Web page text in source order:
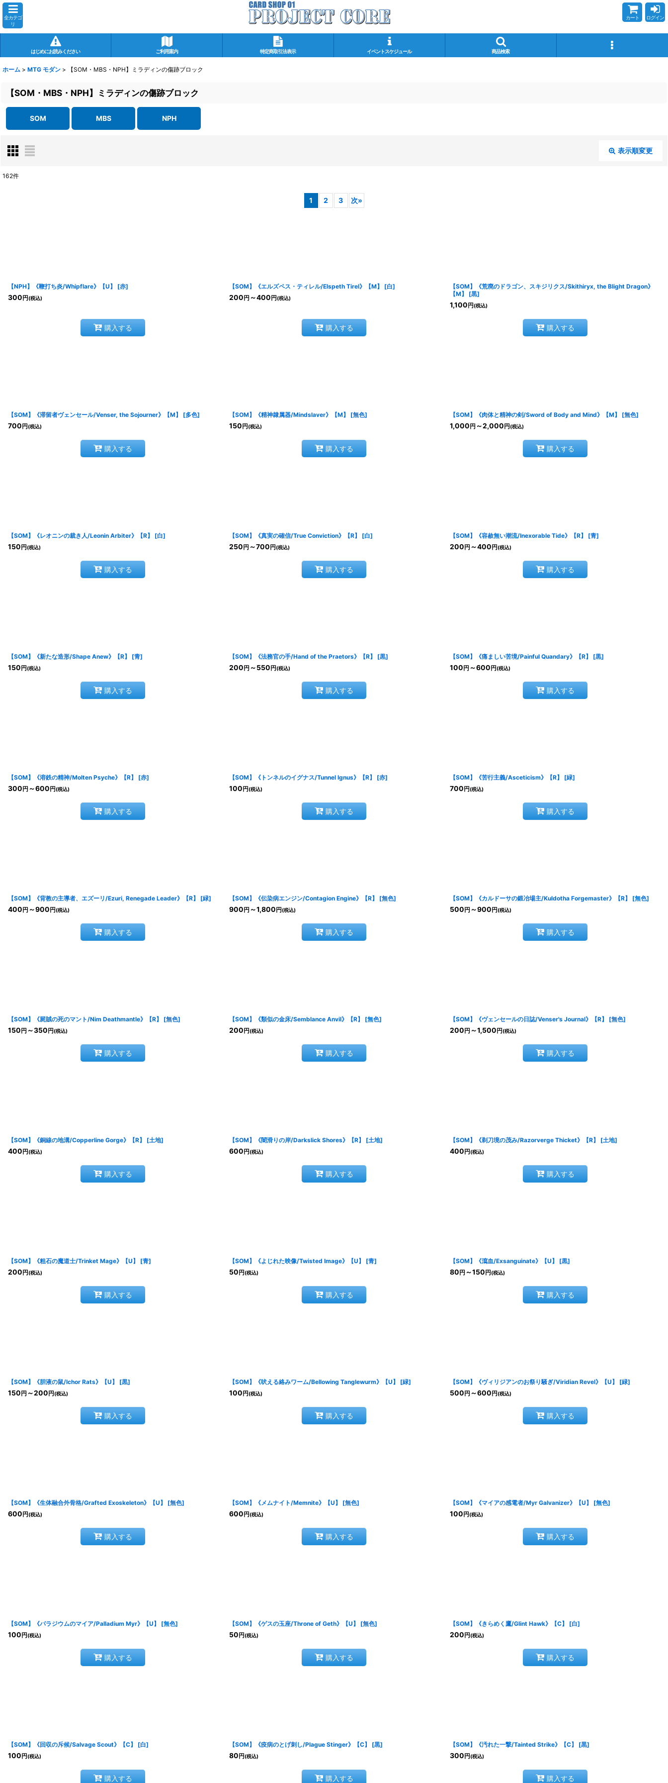
全カテゴ
リ
カート ログイン
はじめにお読みください ご利用案内 特定商取引法表示 イベントスケジュール 商品検索
ホーム > MTG モダン > 【SOM・MBS・NPH】ミラディンの傷跡ブロック
【SOM・MBS・NPH】ミラディンの傷跡ブロック
SOM MBS NPH
表示順変更
162件
1 2 3 次»
【NPH】《鞭打ち炎/Whipflare》【U】 [赤]
300 円 (税込)
購入する
【SOM】《エルズペス・ティレル/Elspeth Tirel》【M】 [白]
200 円 ～400 円 (税込)
購入する
【SOM】《荒廃のドラゴン、スキジリクス/Skithiryx, the Blight Dragon》
【M】
[黒]
1,100 円 (税込)
購入する
【SOM】《滞留者ヴェンセール/Venser, the Sojourner》【M】 [多色]
700 円 (税込)
購入する
【SOM】《精神隷属器/Mindslaver》【M】 [無色]
150 円 (税込)
購入する
【SOM】《肉体と精神の剣/Sword of Body and Mind》【M】 [無色]
1,000 円 ～2,000 円 (税込)
購入する
【SOM】《レオニンの裁き人/Leonin Arbiter》【R】 [白]
150 円 (税込)
購入する
【SOM】《真実の確信/True Conviction》【R】 [白]
250 円 ～700 円 (税込)
購入する
【SOM】《容赦無い潮流/Inexorable Tide》【R】 [青]
200 円 ～400 円 (税込)
購入する
【SOM】《新たな造形/Shape Anew》【R】 [青]
150 円 (税込)
購入する
【SOM】《法務官の手/Hand of the Praetors》【R】 [黒]
200 円 ～550 円 (税込)
購入する
【SOM】《痛ましい苦境/Painful Quandary》【R】 [黒]
100 円 ～600 円 (税込)
購入する
【SOM】《溶鉄の精神/Molten Psyche》【R】 [赤]
300 円 ～600 円 (税込)
購入する
【SOM】《トンネルのイグナス/Tunnel Ignus》【R】 [赤]
100 円 (税込)
購入する
【SOM】《苦行主義/Asceticism》【R】 [緑]
700 円 (税込)
購入する
【SOM】《背教の主導者、エズーリ/Ezuri, Renegade Leader》【R】 [緑]
400 円 ～900 円 (税込)
購入する
【SOM】《伝染病エンジン/Contagion Engine》【R】 [無色]
900 円 ～1,800 円 (税込)
購入する
【SOM】《カルドーサの鍛冶場主/Kuldotha Forgemaster》【R】 [無色]
500 円 ～900 円 (税込)
購入する
【SOM】《屍賊の死のマント/Nim Deathmantle》【R】 [無色]
150 円 ～350 円 (税込)
購入する
【SOM】《類似の金床/Semblance Anvil》【R】 [無色]
200 円 (税込)
購入する
【SOM】《ヴェンセールの日誌/Venser's Journal》【R】 [無色]
200 円 ～1,500 円 (税込)
購入する
【SOM】《銅線の地溝/Copperline Gorge》【R】 [土地]
400 円 (税込)
購入する
【SOM】《闇滑りの岸/Darkslick Shores》【R】 [土地]
600 円 (税込)
購入する
【SOM】《剃刀境の茂み/Razorverge Thicket》【R】 [土地]
400 円 (税込)
購入する
【SOM】《粗石の魔道士/Trinket Mage》【U】 [青]
200 円 (税込)
購入する
【SOM】《よじれた映像/Twisted Image》【U】 [青]
50 円 (税込)
購入する
【SOM】《瀉血/Exsanguinate》【U】 [黒]
80 円 ～150 円 (税込)
購入する
【SOM】《胆液の鼠/Ichor Rats》【U】 [黒]
150 円 ～200 円 (税込)
購入する
【SOM】《吠える絡みワーム/Bellowing Tanglewurm》【U】 [緑]
100 円 (税込)
購入する
【SOM】《ヴィリジアンのお祭り騒ぎ/Viridian Revel》【U】 [緑]
500 円 ～600 円 (税込)
購入する
【SOM】《生体融合外骨格/Grafted Exoskeleton》【U】 [無色]
600 円 (税込)
購入する
【SOM】《メムナイト/Memnite》【U】 [無色]
600 円 (税込)
購入する
【SOM】《マイアの感電者/Myr Galvanizer》【U】 [無色]
100 円 (税込)
購入する
【SOM】《パラジウムのマイア/Palladium Myr》【U】 [無色]
100 円 (税込)
購入する
【SOM】《ゲスの玉座/Throne of Geth》【U】 [無色]
50 円 (税込)
購入する
【SOM】《きらめく鷹/Glint Hawk》【C】 [白]
200 円 (税込)
購入する
【SOM】《回収の斥候/Salvage Scout》【C】 [白]
100 円 (税込)
購入する
【SOM】《疫病のとげ刺し/Plague Stinger》【C】 [黒]
80 円 (税込)
購入する
【SOM】《汚れた一撃/Tainted Strike》【C】 [黒]
300 円 (税込)
購入する